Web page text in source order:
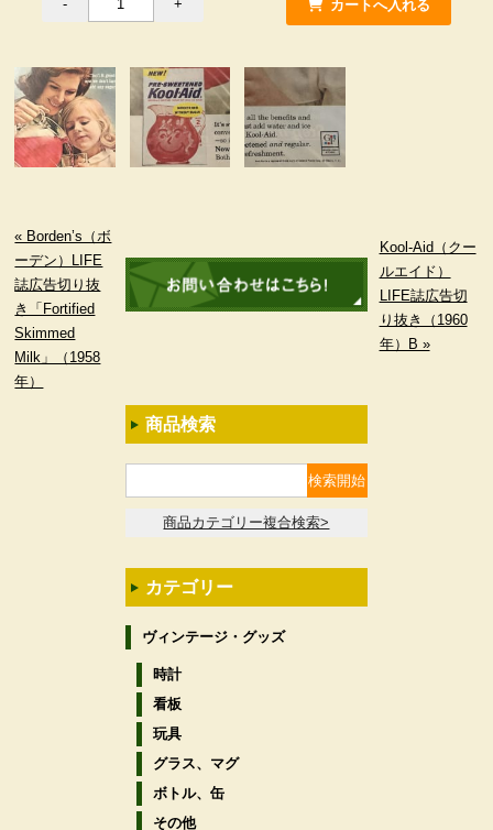
« Borden’s（ボ
ーデン）LIFE
誌広告切り抜
き「Fortified
Skimmed
Milk」（1958
年）
Kool-Aid（クー
ルエイド）
LIFE誌広告切
り抜き（1960
年）B »
商品検索
商品カテゴリー複合検索>
カテゴリー
ヴィンテージ・グッズ
時計
看板
玩具
グラス、マグ
ボトル、缶
その他